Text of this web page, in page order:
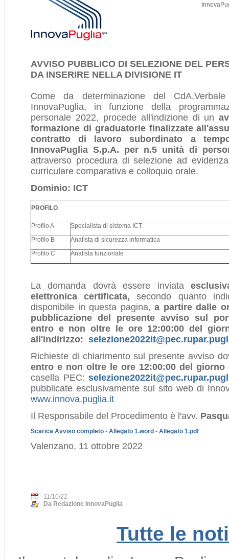
AVVISO PUBBLICO DI SELEZIONE DEL
DA INSERIRE NELLA DIVISIONE IT
Come da determinazione del
InnovaPuglia, in funzione della
personale 2022, procede all'indizione di un
formazione di graduatorie finalizzate
contratto di lavoro subordinato a
InnovaPuglia S.p.A. per n.5 unità di
attraverso procedura di selezione ad
curriculare comparativa e colloquio orale.
Dominio: ICT
PROFILO
Profilo A
Specialista di sistema ICT
Profilo B
Analista di sicurezza informatica
Profilo C
Analista funzionale
La domanda dovrà essere inviata
elettronica certificata,secondo quanto
disponibile in questa pagina,a partire dalle
pubblicazione del presente avviso sul
entro e non oltre le ore 12:00:00 del
all'indirizzo: selezione2022it
Richieste di chiarimento sul presente avviso
entro e non oltre le ore 12:00:00 del giorno
casella PEC: selezione2022it
pubblicate esclusivamente sul sito web di
www.innova.puglia.it
Il Responsabile del Procedimento è l'avv.
Scarica Avviso completo - Allegato 1.word - Allegato 1.pdf
Valenzano, 11 ottobre 2022
11/10/22
Da Redazione InnovaPuglia
Tutte le